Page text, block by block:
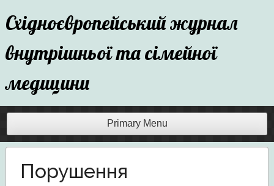
Skip
to
content
Східноєвропейський журнал
внутрішньої та сімейної
медицини
Primary Menu
Порушення